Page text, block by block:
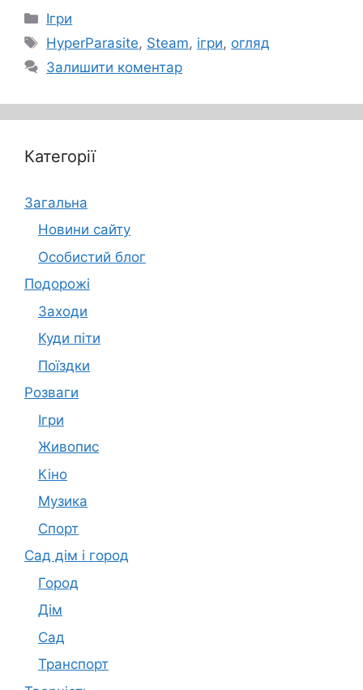
Категорії
Ігри
Позначки
HyperParasite, Steam, ігри, огляд
Залишити коментар
Категорії
Загальна
Новини сайту
Особистий блог
Подорожі
Заходи
Куди піти
Поїздки
Розваги
Ігри
Живопис
Кіно
Музика
Спорт
Сад дім і город
Город
Дім
Сад
Транспорт